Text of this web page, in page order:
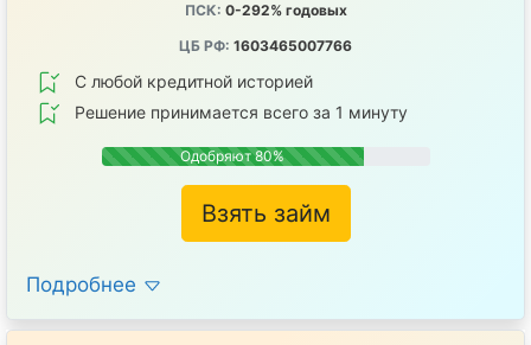
ПСК: 0-292% годовых
ЦБ РФ: 1603465007766
С любой кредитной историей
Решение принимается всего за 1 минуту
Одобряют 80%
Взять займ
Подробнее